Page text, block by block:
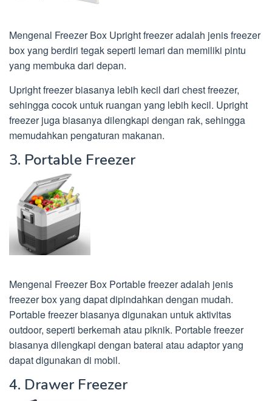
Mengenal Freezer Box Upright freezer adalah jenis freezer
box yang berdiri tegak seperti lemari dan memiliki pintu
yang membuka dari depan.
Upright freezer biasanya lebih kecil dari chest freezer,
sehingga cocok untuk ruangan yang lebih kecil. Upright
freezer juga biasanya dilengkapi dengan rak, sehingga
memudahkan pengaturan makanan.
3. Portable Freezer
Mengenal Freezer Box Portable freezer adalah jenis
freezer box yang dapat dipindahkan dengan mudah.
Portable freezer biasanya digunakan untuk aktivitas
outdoor, seperti berkemah atau piknik. Portable freezer
biasanya dilengkapi dengan baterai atau adaptor yang
dapat digunakan di mobil.
4. Drawer Freezer